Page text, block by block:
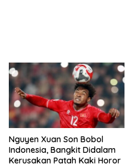
Nguyen Xuan Son Bobol
Indonesia, Bangkit Didalam
Kerusakan Patah Kaki Horor